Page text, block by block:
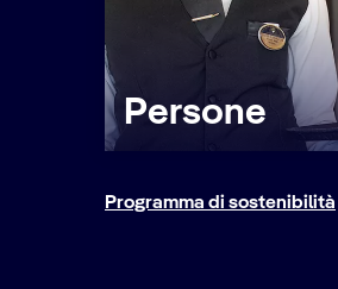
Persone
Programma di sostenibilità